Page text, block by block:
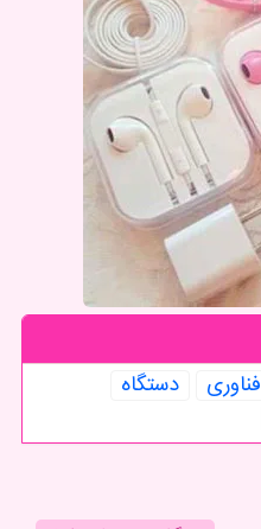
فناوری
دستگاه